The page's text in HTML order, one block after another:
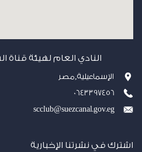
النادي العام لهيئة قناة
الإسماعيلية,مصر
0643397456
scclub@suezcanal.gov.eg
اشترك في نشرتنا الإخبارية